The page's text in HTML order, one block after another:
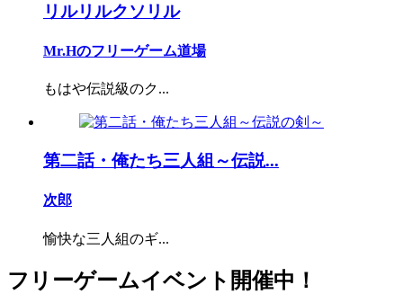
リルリルクソリル
Mr.Hのフリーゲーム道場
もはや伝説級のク...
第二話・俺たち三人組～伝説...
次郎
愉快な三人組のギ...
フリーゲームイベント開催中！